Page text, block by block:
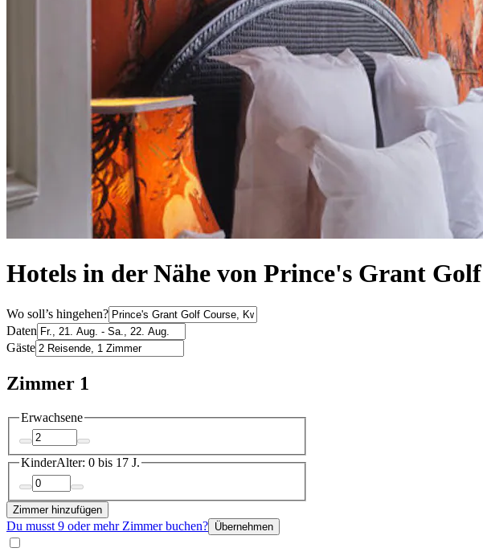
Hotels in der Nähe von Prince's Grant
Wo soll’s hingehen?
Daten
Gäste
Zimmer 1
Erwachsene
KinderAlter: 0 bis 17 J.
Zimmer hinzufügen
Du musst 9 oder mehr Zimmer buchen? Übernehmen